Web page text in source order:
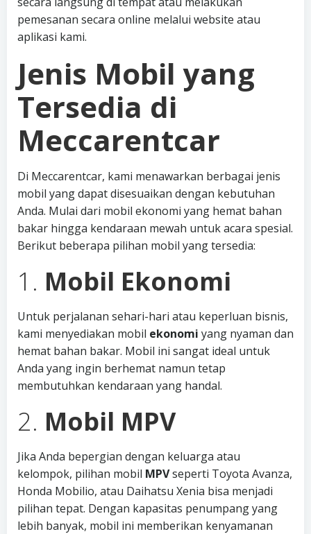
pemesanan secara online melalui website atau
aplikasi kami.
Jenis Mobil yang
Tersedia di
Meccarentcar
Di Meccarentcar, kami menawarkan berbagai jenis
mobil yang dapat disesuaikan dengan kebutuhan
Anda. Mulai dari mobil ekonomi yang hemat bahan
bakar hingga kendaraan mewah untuk acara spesial.
Berikut beberapa pilihan mobil yang tersedia:
1. Mobil Ekonomi
Untuk perjalanan sehari-hari atau keperluan bisnis,
kami menyediakan mobil ekonomi yang nyaman dan
hemat bahan bakar. Mobil ini sangat ideal untuk
Anda yang ingin berhemat namun tetap
membutuhkan kendaraan yang handal.
2. Mobil MPV
Jika Anda bepergian dengan keluarga atau
kelompok, pilihan mobil MPVseperti Toyota Avanza,
Honda Mobilio, atau Daihatsu Xenia bisa menjadi
pilihan tepat. Dengan kapasitas penumpang yang
lebih banyak, mobil ini memberikan kenyamanan